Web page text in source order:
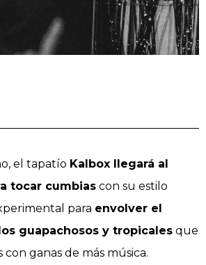
el tapatío Kalbox llegará al
tocar cumbias con su estilo
para envolver el
guapachosos y tropicales que
con ganas de más música.